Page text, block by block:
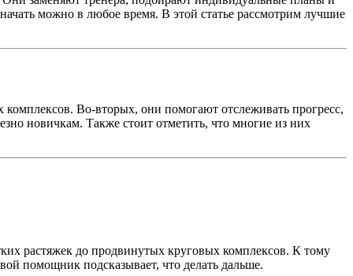
можно в любое время. В этой статье рассмотрим лучшие
Во-вторых, они помогают отслеживать прогресс,
новичкам. Также стоит отметить, что многие из них
растяжек до продвинутых круговых комплексов. К тому
помощник подсказывает, что делать дальше.